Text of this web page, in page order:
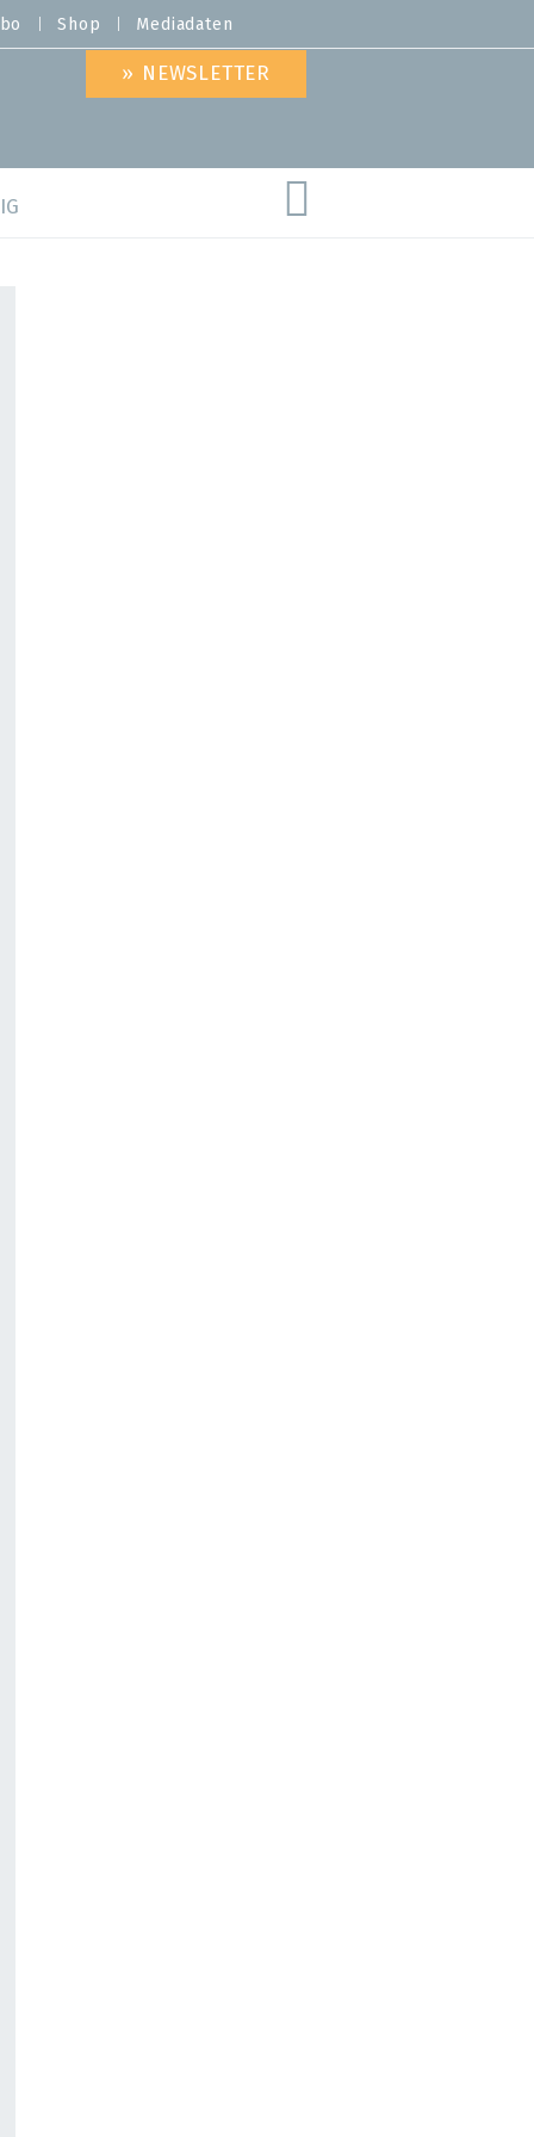
Shop Mediadaten
» NEWSLETTER